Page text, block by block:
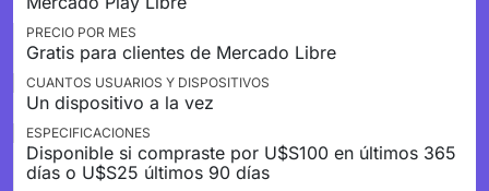
PRECIO POR MES
Gratis para clientes de Mercado Libre
CUANTOS USUARIOS Y DISPOSITIVOS
Un dispositivo a la vez
ESPECIFICACIONES
Disponible si compraste por U$S100 en últimos 365
días o U$S25 últimos 90 días